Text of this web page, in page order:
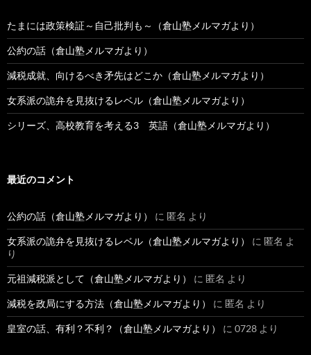
たまには政策検証～自己批判も～（倉山塾メルマガより）
公約の話（倉山塾メルマガより）
減税成就、向けるべき矛先はどこか（倉山塾メルマガより）
女系派の詭弁を見抜けるレベル（倉山塾メルマガより）
シリーズ、高校教育を考える3 英語（倉山塾メルマガより）
最近のコメント
公約の話（倉山塾メルマガより） に 匿名 より
女系派の詭弁を見抜けるレベル（倉山塾メルマガより） に 匿名 よ
り
元祖減税派として（倉山塾メルマガより） に 匿名 より
減税を政局にする方法（倉山塾メルマガより） に 匿名 より
皇室の話、有利？不利？（倉山塾メルマガより） に 0728 より